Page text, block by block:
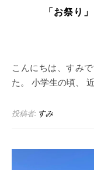
「お祭り
こんにちは、すみです！ さて、今朝はこんなお話をしまし
た。 小学生の頃、
投稿者: すみ